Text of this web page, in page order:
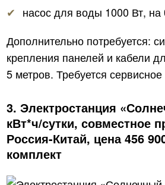
насос для воды 1000 Вт, на
Дополнительно потребуется:
крепления панелей и кабели
5 метров. Требуется
3. Электростанция
кВт*ч/сутки, совместное
Россия-Китай, цена 456
комплект